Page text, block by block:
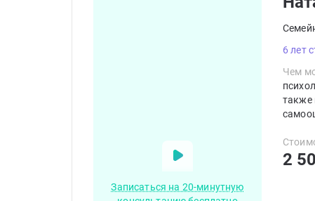
Записаться на 20-минутную
6 лет
Чем
также
2